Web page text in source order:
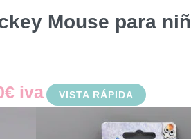
Mouse para
€Eliva VISTA RÁPIDA